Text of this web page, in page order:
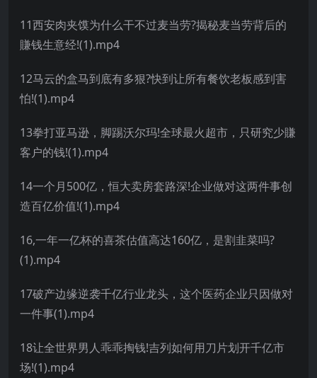
11西安肉夹馍为什么干不过麦当劳?揭秘麦当劳背后的
賺钱生意经!(1).mp4
12马云的盒马到底有多狠?快到让所有餐饮老板感到害
怕!(1).mp4
13拳打亚马逊，脚踢沃尔玛!全球最火超市，只研究少賺
客户的钱!(1).mp4
14一个月500亿，恒大卖房套路深!企业做对这两件事创
造百亿价值!(1).mp4
16,一年一亿杯的喜茶估值高达160亿，是割韭菜吗?
(1).mp4
17破产边缘逆袭千亿行业龙头，这个医药企业只因做对
一件事(1).mp4
18让全世界男人乖乖掏钱!吉列如何用刀片划开千亿市
场!(1).mp4